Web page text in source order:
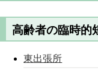
高齢者の臨時的
東出張所